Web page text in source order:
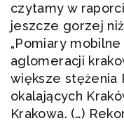
czytamy w
jeszcze gorzej
„Pomiary
aglomeracji
większe stężenia
okalających
Krakowa. (…)